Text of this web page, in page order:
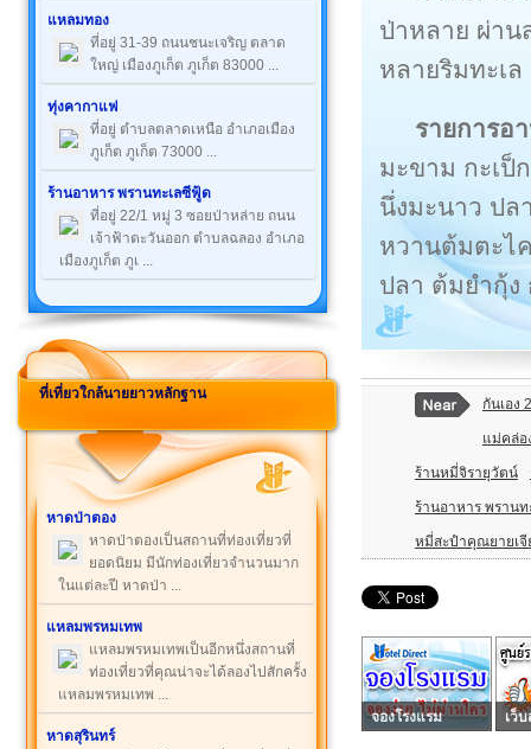
แหลมทอง
ที่อยู่ 31-39 ถนนชนะเจริญ ตลาด
ใหญ่ เมืองภูเก็ต ภูเก็ต 83000 ...
ทุ่งคากาแฟ
ที่อยู่ ตำบลตลาดเหนือ อำเภอเมือง
ภูเก็ต ภูเก็ต 73000 ...
ร้านอาหาร พรานทะเลซีฟู้ด
ที่อยู่ 22/1 หมู่ 3 ซอยป่าหล่าย ถนน
เจ้าฟ้าตะวันออก ตำบลฉลอง อำเภอ
เมืองภูเก็ต ภูเ ...
ที่เที่ยวใกล้นายยาวหลักฐาน
หาดป่าตอง
หาดป่าตองเป็นสถานที่ท่องเที่ยวที่
ยอดนิยม มีนักท่องเที่ยวจำนวนมาก
ในแต่ละปี หาดป่า ...
แหลมพรหมเทพ
แหลมพรหมเทพเป็นอีกหนึ่งสถานที่
ท่องเที่ยวที่คุณน่าจะได้ลองไปสักครั้ง
แหลมพรหมเทพ ...
หาดสุรินทร์
ป่าหลาย ผ่าน
หลายริมทะเล
รายการอ
มะขาม กะเป็
นึ่งมะนาว ปล
หวานต้มตะไ
ปลา ต้มยำกุ้ง
กันเอง 2
แม่คล่
ร้านหมี่จิรายุวัตน์
ร้านอาหาร พราน
หมี่สะปำคุณยายเจี
จองโรงแรม เว็